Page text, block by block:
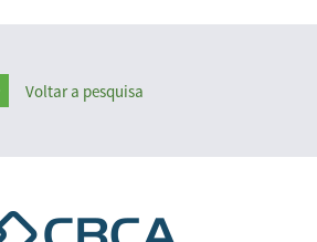
Voltar a pesquisa